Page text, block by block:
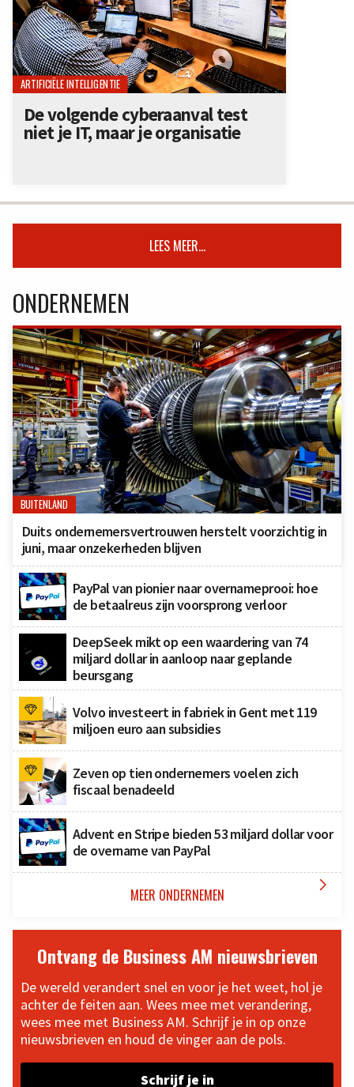
ARTIFICIËLE INTELLIGENTIE
De volgende cyberaanval test
niet je IT, maar je organisatie
LEES MEER...
ONDERNEMEN
BUITENLAND
Duits ondernemersvertrouwen herstelt voorzichtig in
juni, maar onzekerheden blijven
PayPal van pionier naar overnameprooi: hoe
de betaalreus zijn voorsprong verloor
DeepSeek mikt op een waardering van 74
miljard dollar in aanloop naar geplande
beursgang
Volvo investeert in fabriek in Gent met 119
miljoen euro aan subsidies
Zeven op tien ondernemers voelen zich
fiscaal benadeeld
Advent en Stripe bieden 53 miljard dollar voor
de overname van PayPal
MEER ONDERNEMEN 
Ontvang de Business AM nieuwsbrieven
De wereld verandert snel en voor je het weet, hol je
achter de feiten aan. Wees mee met verandering,
wees mee met Business AM. Schrijf je in op onze
nieuwsbrieven en houd de vinger aan de pols.
Schrijf je in